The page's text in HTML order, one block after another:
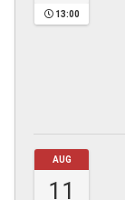
13:00
AUG
11